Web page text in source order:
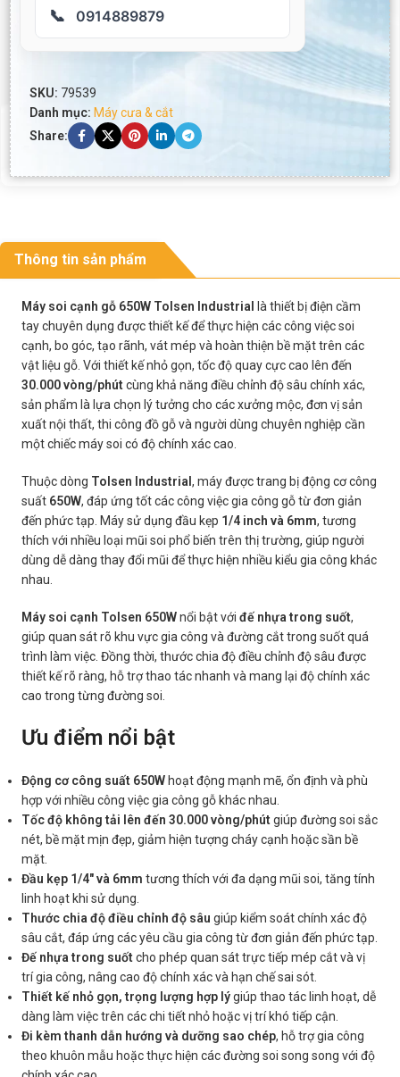
📞 0914889879
SKU: 79539
Danh mục: Máy cưa & cắt
Share:
Thông tin sản phẩm
Máy soi cạnh gỗ 650W Tolsen Industrial
là thiết bị điện cầm
tay chuyên dụng được thiết kế để thực hiện các công việc soi
cạnh, bo góc, tạo rãnh, vát mép và hoàn thiện bề mặt trên các
vật liệu gỗ. Với thiết kế nhỏ gọn, tốc độ quay cực cao lên đến
30.000 vòng/phút cùng khả năng điều chỉnh độ sâu chính xác,
sản phẩm là lựa chọn lý tưởng cho các xưởng mộc, đơn vị sản
xuất nội thất, thi công đồ gỗ và người dùng chuyên nghiệp cần
một chiếc máy soi có độ chính xác cao.
Thuộc dòng Tolsen Industrial , máy được trang bị động cơ công
suất 650W, đáp ứng tốt các công việc gia công gỗ từ đơn giản
đến phức tạp. Máy sử dụng đầu kẹp 1/4 inch và 6mm, tương
thích với nhiều loại mũi soi phổ biến trên thị trường, giúp người
dùng dễ dàng thay đổi mũi để thực hiện nhiều kiểu gia công khác
nhau.
Máy soi cạnh Tolsen 650Wnổi bật với đế nhựa trong suốt,
giúp quan sát rõ khu vực gia công và đường cắt trong suốt quá
trình làm việc. Đồng thời, thước chia độ điều chỉnh độ sâu được
thiết kế rõ ràng, hỗ trợ thao tác nhanh và mang lại độ chính xác
cao trong từng đường soi.
Ưu điểm nổi bật
Động cơ công suất 650W hoạt động mạnh mẽ, ổn định và phù
hợp với nhiều công việc gia công gỗ khác nhau.
Tốc độ không tải lên đến 30.000 vòng/phút giúp đường soi sắc
nét, bề mặt mịn đẹp, giảm hiện tượng cháy cạnh hoặc sần bề
mặt.
Đầu kẹp 1/4″ và 6mm tương thích với đa dạng mũi soi, tăng tính
linh hoạt khi sử dụng.
Thước chia độ điều chỉnh độ sâu giúp kiểm soát chính xác độ
sâu cắt, đáp ứng các yêu cầu gia công từ đơn giản đến phức tạp.
Đế nhựa trong suốt cho phép quan sát trực tiếp mép cắt và vị
trí gia công, nâng cao độ chính xác và hạn chế sai sót.
Thiết kế nhỏ gọn, trọng lượng hợp lýgiúp thao tác linh hoạt, dễ
dàng làm việc trên các chi tiết nhỏ hoặc vị trí khó tiếp cận.
Đi kèm thanh dẫn hướng và dưỡng sao chép, hỗ trợ gia công
theo khuôn mẫu hoặc thực hiện các đường soi song song với độ